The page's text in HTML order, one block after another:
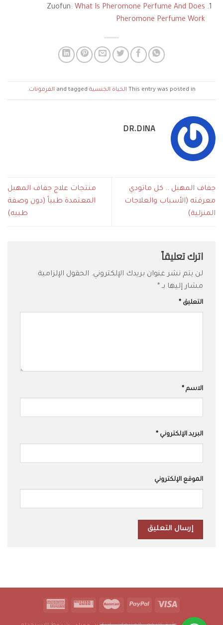
Zuofun: What Is Pheromone Perfume And Does
Pheromone Perfume Work
This entry was posted in الحياة الجنسية الفرمونات.
DR.DINA
جفاف المهبل .. كل ماتودي
معرفته (الأسباب والعلاجات
المنزلية)
منتجات علاج جفاف المهبل
المعتمدة طبياً (دون وصفة
طبيه)
اترك تعليقاً
لن يتم نشر عنوان بريدك الإلكتروني. الحقول الإلزامية
مشار إليها بـ *
التعليق *
الاسم *
البريد الإلكتروني *
الموقع الإلكتروني